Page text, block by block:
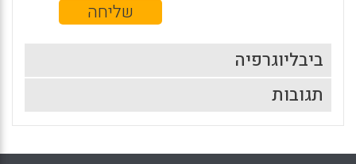
ביבליוגרפיה
תגובות